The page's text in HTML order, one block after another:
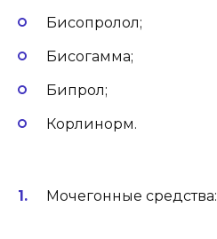
Бисопролол;
Бисогамма;
Бипрол;
Корлинорм.
Мочегонные средства: